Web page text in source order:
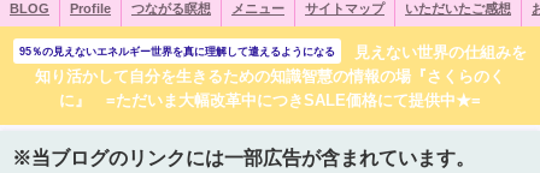
BLOG Profile つながる瞑想 メニュー サイトマップ いただいたご感想
95％の見えないエネルギー世界を真に理解して遣えるようになる
見えない世界の仕組みを
知り活かして自分を生きるための知識智慧の情報の場『さくらのく
に』 =ただいま大幅改革中につきSALE価格にて提供中★=
※当ブログのリンクには一部広告が含まれています。